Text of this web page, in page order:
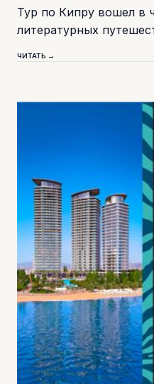
Тур по Кипру вошел в
литературных
ЧИТАТЬ →